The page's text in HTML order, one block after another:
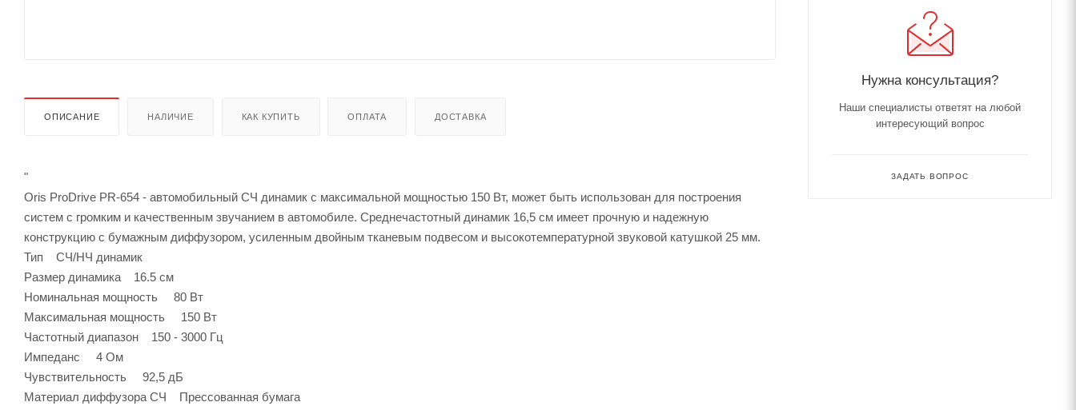
ОПИСАНИЕ НАЛИЧИЕ КАК КУПИТЬ ОПЛАТА ДОСТАВКА
"
Oris ProDrive PR-654 - автомобильный СЧ динамик с максимальной мощностью 150 Вт, может быть использован для построения
систем с громким и качественным звучанием в автомобиле. Среднечастотный динамик 16,5 см имеет прочную и надежную
конструкцию с бумажным диффузором, усиленным двойным тканевым подвесом и высокотемпературной звуковой катушкой 25 мм.
Тип СЧ/НЧ динамик
Размер динамика 16.5 см
Номинальная мощность 80 Вт
Максимальная мощность 150 Вт
Частотный диапазон 150 - 3000 Гц
Импеданс 4 Ом
Чувствительность 92,5 дБ
Материал диффузора СЧ Прессованная бумага
Нужна консультация?
Наши специалисты ответят на любой
интересующий вопрос
ЗАДАТЬ ВОПРОС